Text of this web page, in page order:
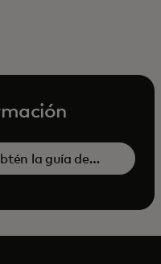
la guía de